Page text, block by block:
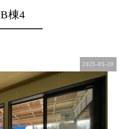
B棟4
2025-05-20